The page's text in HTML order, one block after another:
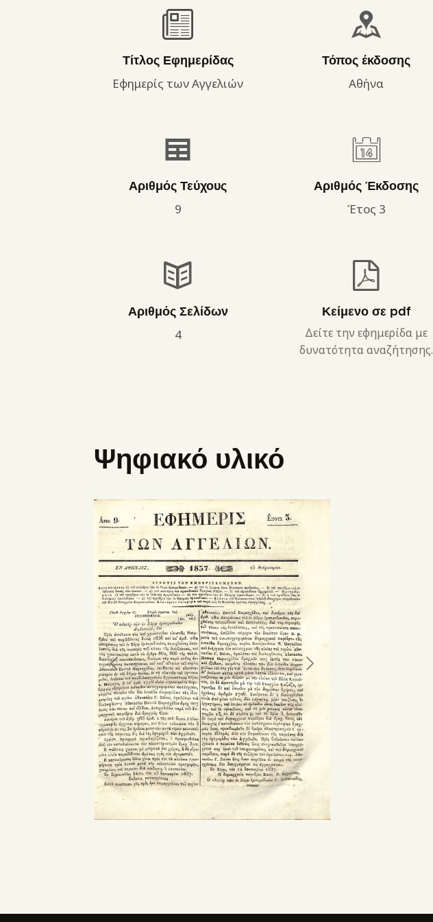
Τίτλος Εφημερίδας
Εφημερίς των Αγγελιών
Τόπος έκδοσης
Αθήνα
Αριθμός Τεύχους
9
Αριθμός Έκδοσης
Έτος 3
Αριθμός Σελίδων
4
Κείμενο σε pdf
Δείτε την εφημερίδα με
δυνατότητα αναζήτησης.
Ψηφιακό υλικό